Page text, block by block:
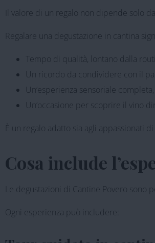
Il valore di un regalo non dipende solo
Regalare una degustazione in cantina
Tempo di qualità, lontano dalla
Un ricordo da condividere con il
Un’esperienza sensoriale
Un’occasione per scoprire il vino
È un regalo adatto sia agli appassionati
Cosa include
Le degustazioni di Cantine Povero sono
Ogni esperienza può includere: